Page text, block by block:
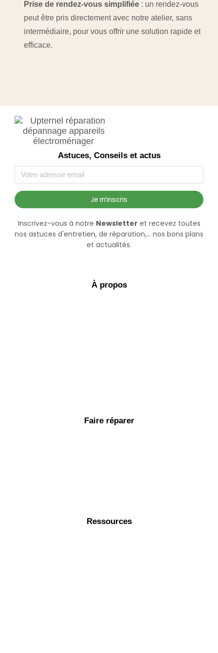
Prise de rendez-vous simplifiée : un rendez-vous
peut être pris directement avec notre atelier, sans
intermédiaire, pour vous offrir une solution rapide et
efficace.
Astuces, Conseils et actus
Je m'inscris
Inscrivez-vous à notre Newsletter et recevez toutes
nos astuces d'entretien, de réparation,... nos bons plans
et actualités.
À propos
Faire réparer
Ressources